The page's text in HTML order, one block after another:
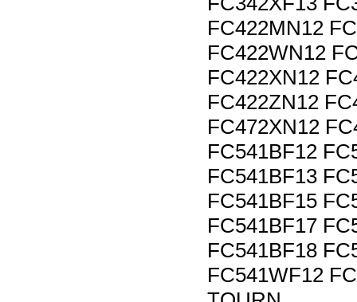
FC422MN12
FC422WN12
FC422XN12
FC422ZN12
FC472XN12
FC541BF12
FC541BF13
FC541BF15
FC541BF17
FC541BF18
FC541WF12